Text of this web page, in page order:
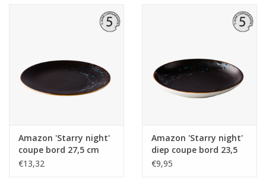
Amazon 'Starry night'
coupe bord 27,5 cm
€13,32
Amazon 'Starry night'
diep coupe bord 23,5
cm
€9,95